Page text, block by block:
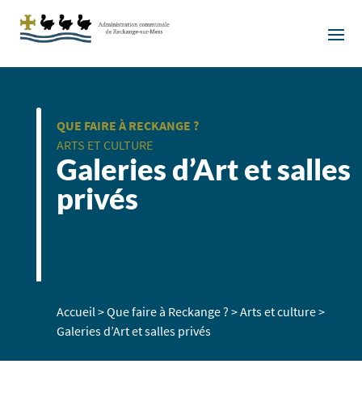
QUE FAIRE À RECKANGE ?
ARTS ET CULTURE
Galeries d’Art et salles
privés
Accueil >Que faire à Reckange ? >Arts et culture>
Galeries d’Art et salles privés